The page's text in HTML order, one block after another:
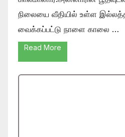
நிலையை வீதியில் உள்ள
வைக்கப்பட்டு நாளை காலை …
Read More